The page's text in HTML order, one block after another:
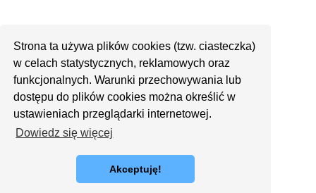
Strona ta używa plików cookies (tzw. ciasteczka)
w celach statystycznych, reklamowych oraz
funkcjonalnych. Warunki przechowywania lub
dostępu do plików cookies można określić w
ustawieniach przeglądarki internetowej.
Dowiedz się więcej
Akceptuję!